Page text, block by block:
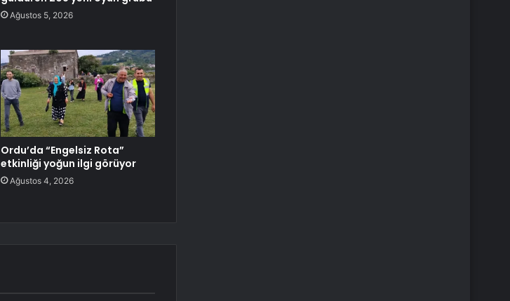
Ağustos 5, 2026
Ordu’da “Engelsiz Rota”
etkinliği yoğun ilgi görüyor
Ağustos 4, 2026